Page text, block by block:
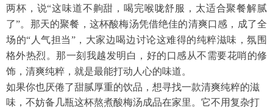
两杯，说“这味道不齁甜，喝完喉咙舒服，太适合聚餐解腻
了”。那天的聚餐，这杯酸梅汤凭借绝佳的清爽口感，成了全
场的“人气担当”，大家边喝边讨论这难得的纯粹滋味，氛围
格外热烈。那一刻我越发明白，好的口感从不需要花哨的修
饰，清爽纯粹，就是最能打动人心的味道。
如果你也厌倦了甜腻厚重的饮品，想寻找一款清爽纯粹的滋
味，不妨备几瓶这杯熬煮酸梅汤成品在家里。它不用复杂打